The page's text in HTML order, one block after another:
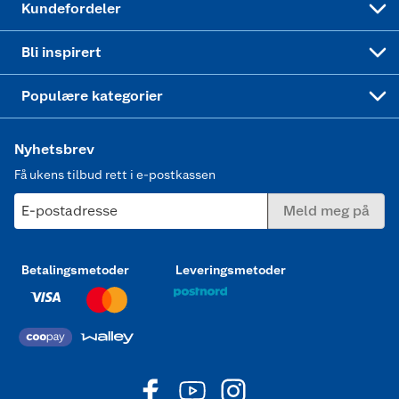
Kundefordeler
Bli inspirert
Populære kategorier
Nyhetsbrev
Få ukens tilbud rett i e-postkassen
E-postadresse Meld meg på
Betalingsmetoder Leveringsmetoder